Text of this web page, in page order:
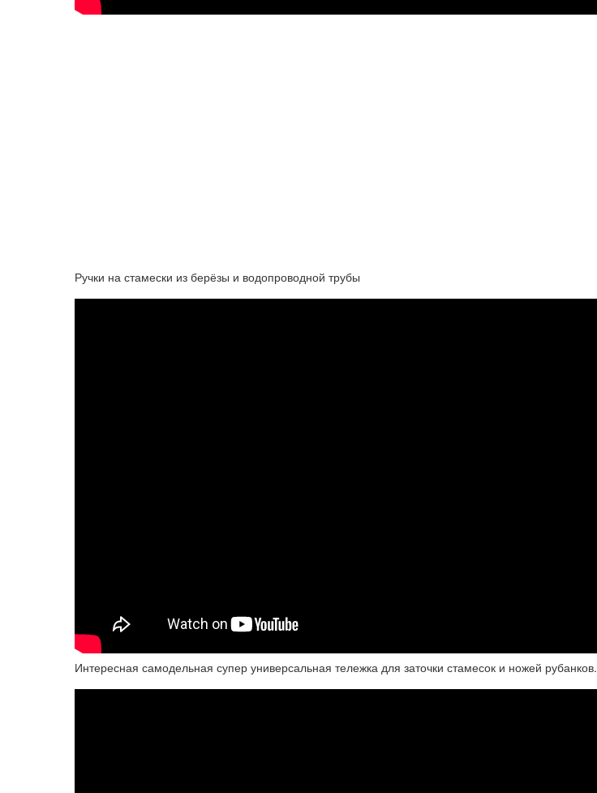
Ручки на стамески из берёзы и водопроводной трубы
Интересная самодельная супер универсальная тележка для заточки стамесок и ножей рубанков.